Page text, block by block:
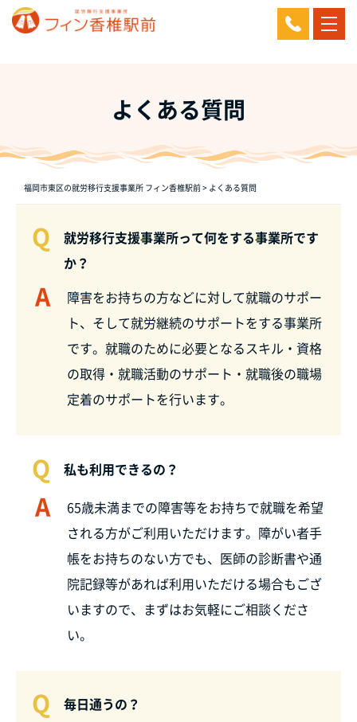
よくある質問
福岡市東区の就労移行支援事業所 フィン香椎駅前> よくある質問
Q
就労移行支援事業所って何をする事業所です
か？
A
障害をお持ちの方などに対して就職のサポー
ト、そして就労継続のサポートをする事業所
です。就職のために必要となるスキル・資格
の取得・就職活動のサポート・就職後の職場
定着のサポートを行います。
Q 私も利用できるの？
A
65歳未満までの障害等をお持ちで就職を希望
される方がご利用いただけます。障がい者手
帳をお持ちのない方でも、医師の診断書や通
院記録等があれば利用いただける場合もござ
いますので、まずはお気軽にご相談くださ
い。
Q 毎日通うの？